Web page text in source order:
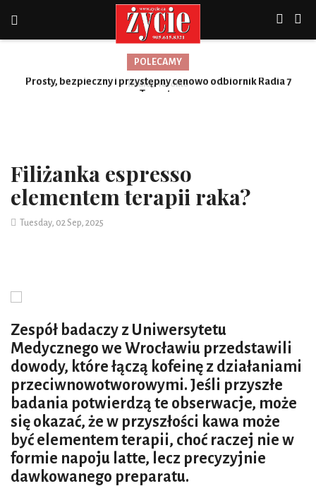
POLECAMY
Prosty, bezpieczny i przystępny cenowo odbiornik Radia 7
Filiżanka espresso
elementem terapii raka?
Tuesday, 02 Sep, 2025
Zespół badaczy z Uniwersytetu
Medycznego we Wrocławiu przedstawili
dowody, które łączą kofeinę z działaniami
przeciwnowotworowymi. Jeśli przyszłe
badania potwierdzą te obserwacje, może
się okazać, że w przyszłości kawa może
być elementem terapii, choć raczej nie w
formie napoju latte, lecz precyzyjnie
dawkowanego preparatu.